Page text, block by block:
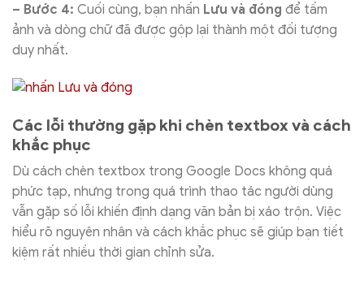
– Bước 4: Cuối cùng, bạn nhấn Lưu và đóng để tấm
ảnh và dòng chữ đã được gộp lại thành một đối tượng
duy nhất.
Các lỗi thường gặp khi chèn textbox và cách
khắc phục
Dù cách chèn textbox trong Google Docs không quá
phức tạp, nhưng trong quá trình thao tác người dùng
vẫn gặp số lỗi khiến định dạng văn bản bị xáo trộn. Việc
hiểu rõ nguyên nhân và cách khắc phục sẽ giúp bạn tiết
kiệm rất nhiều thời gian chỉnh sửa.